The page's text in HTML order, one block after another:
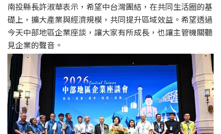
南投縣長許淑華表示，希望中台灣團結，在共同生活圈的基
礎上，擴大產業與經濟規模，共同提升區域效益。希望透過
今天中部地區企業座談，讓大家有所成長，也讓主管機關聽
見企業的聲音。